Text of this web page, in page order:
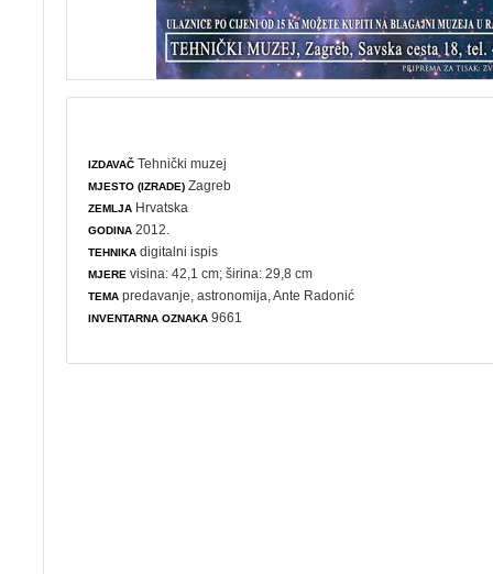
IZDAVAČ Tehnički muzej
MJESTO (IZRADE) Zagreb
ZEMLJA Hrvatska
GODINA 2012.
TEHNIKA digitalni ispis
MJERE visina: 42,1 cm; širina: 29,8 cm
TEMA predavanje ,astronomija , Ante Radonić
INVENTARNA OZNAKA 9661